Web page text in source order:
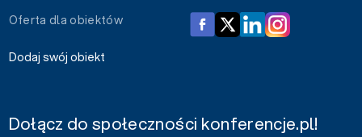
Oferta dla obiektów
Dodaj swój obiekt
Dołącz do społeczności konferencje.pl!